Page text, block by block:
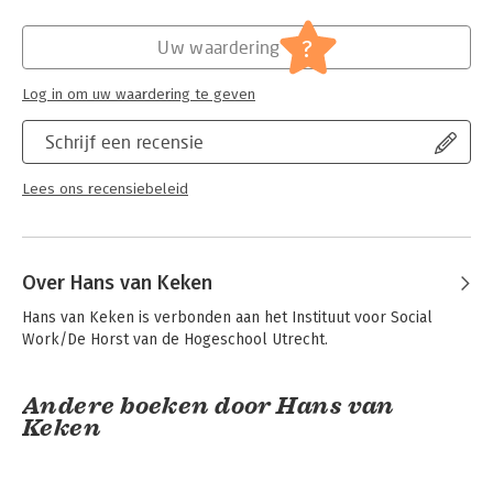
Wetenschap en techniek
Schrijf een recensie
Lees ons recensiebeleid
Uw waardering ?
Log in om uw waardering te geven
Over Hans van Keken
Hans van Keken is verbonden aan het Instituut voor Social
Work/De Horst van de Hogeschool Utrecht.
Andere boeken door Hans van
Keken